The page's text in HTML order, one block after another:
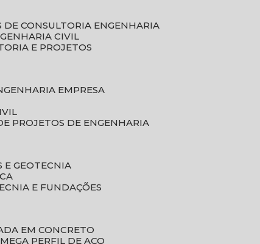
DE CONSULTORIA ENGENHARIA
CIVIL
E PROJETOS
EMPRESA
PROJETOS DE ENGENHARIA
E GEOTECNIA
E FUNDAÇÕES
EM CONCRETO
MEGA PERFIL DE AÇO